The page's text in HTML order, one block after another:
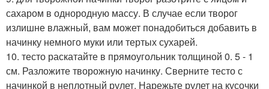
сахаром в однородную массу. В случае если творог
излишне влажный, вам может понадобиться добавить в
начинку немного муки или тертых сухарей.
10. тесто раскатайте в прямоугольник толщиной 0. 5 - 1
см. Разложите творожную начинку. Сверните тесто с
начинкой в неплотный рулет. Нарежьте рулет на кусочки